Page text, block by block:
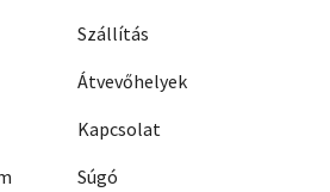
Szállítás
Átvevőhelyek
Kapcsolat
Súgó